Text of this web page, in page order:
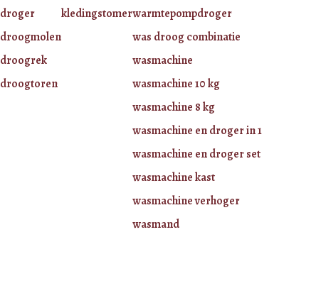
droger
droogmolen
droogrek
droogtoren
kledingstomerwarmtepompdroger
was droog combinatie
wasmachine
wasmachine 10 kg
wasmachine 8 kg
wasmachine en droger in 1
wasmachine en droger set
wasmachine kast
wasmachine verhoger
wasmand